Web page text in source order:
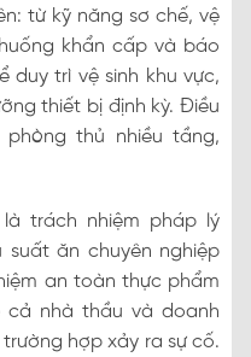
từ kỹ năng sơ chế, vệ
khẩn cấp và báo
duy trì vệ sinh khu vực,
thiết bị định kỳ. Điều
thủ nhiều tầng,
trách nhiệm pháp lý
suất ăn chuyên nghiệp
an toàn thực phẩm
nhà thầu và doanh
hợp xảy ra sự cố.